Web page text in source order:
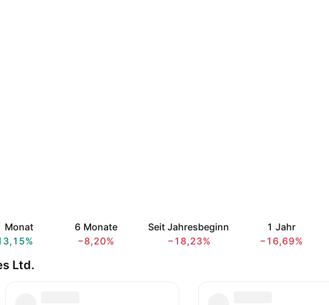
Monat
6 Monate
−8,20%
Seit Jahresbeginn
−18,23%
1 Jahr
−16,69%
Ltd.